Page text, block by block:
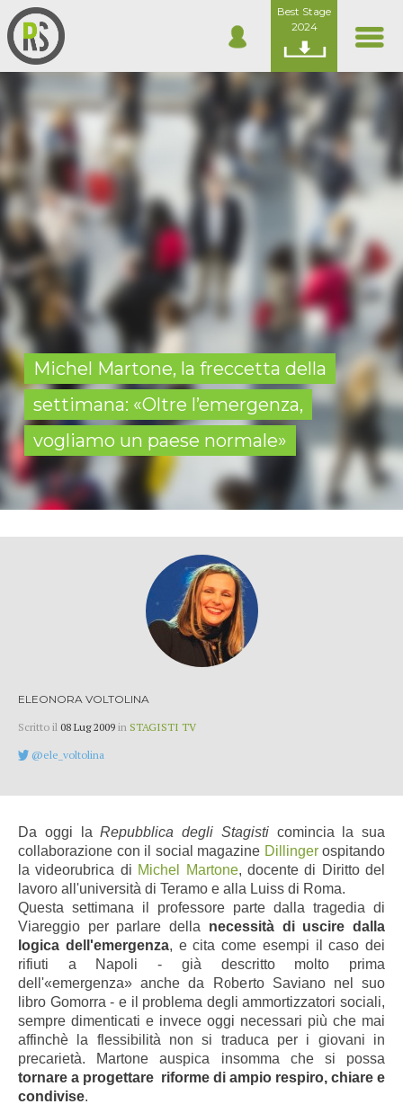
Best Stage
2024
Michel Martone, la freccetta della
settimana: «Oltre l’emergenza,
vogliamo un paese normale»
ELEONORA VOLTOLINA
Scritto il 08 Lug 2009 in STAGISTI TV
@ele_voltolina
Da oggi laRepubblica degli Stagisti comincia la sua
collaborazione con il social magazine Dillingerospitando
la videorubrica di Michel Martone, docente di Diritto del
lavoro all'università di Teramo e alla Luiss di Roma.
Questa settimana il professore parte dalla tragedia di
Viareggio per parlare della necessità di uscire dalla
logica dell'emergenza, e cita come esempi il caso dei
rifiuti a Napoli - già descritto molto prima
dell'«emergenza» anche da Roberto Saviano nel suo
libro Gomorra - e il problema degli ammortizzatori sociali,
sempre dimenticati e invece oggi necessari più che mai
affinchè la flessibilità non si traduca per i giovani in
precarietà. Martone auspica insomma che si possa
tornare a progettare riforme di ampio respiro, chiare e
condivise.